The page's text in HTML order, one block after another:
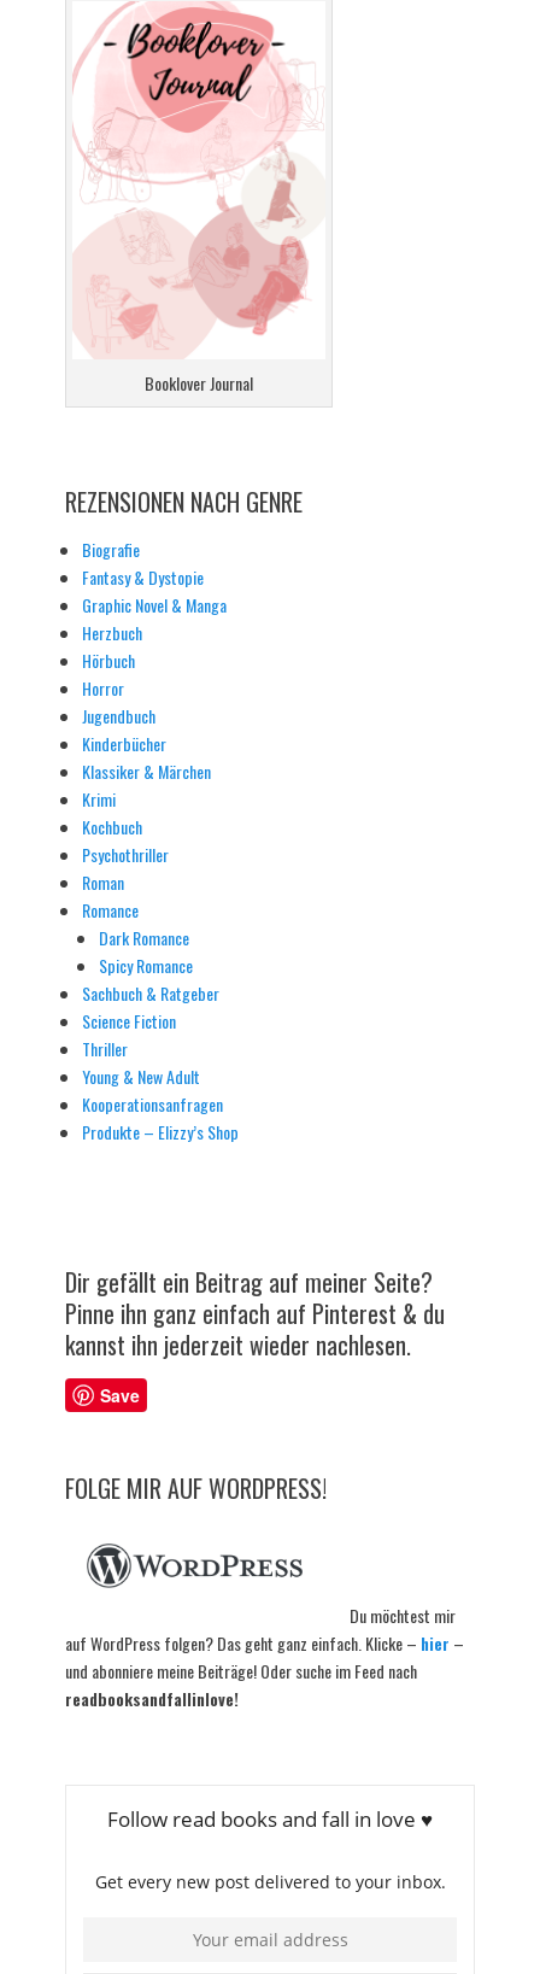
Booklover Journal
REZENSIONEN NACH GENRE
Biografie
Fantasy & Dystopie
Graphic Novel & Manga
Herzbuch
Hörbuch
Horror
Jugendbuch
Kinderbücher
Klassiker & Märchen
Krimi
Kochbuch
Psychothriller
Roman
Romance
Dark Romance
Spicy Romance
Sachbuch & Ratgeber
Science Fiction
Thriller
Young & New Adult
Kooperationsanfragen
Produkte – Elizzy’s Shop
Dir gefällt ein Beitrag auf meiner Seite?
Pinne ihn ganz einfach auf Pinterest & du
kannst ihn jederzeit wieder nachlesen.
Save
FOLGE MIR AUF WORDPRESS!
Du möchtest mir
auf WordPress folgen? Das geht ganz einfach. Klicke – hier –
und abonniere meine Beiträge! Oder suche im Feed nach
readbooksandfallinlove!